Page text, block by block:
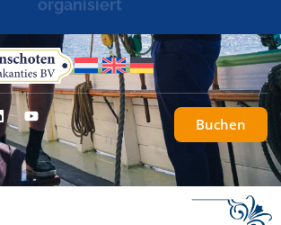
maßgeschneidert oder komplett
organisiert
Buchen